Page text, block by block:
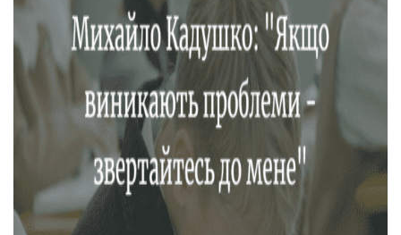
Тендери
Довідник
Контакти
Рекламні прайси
Підтримати «місцевих»